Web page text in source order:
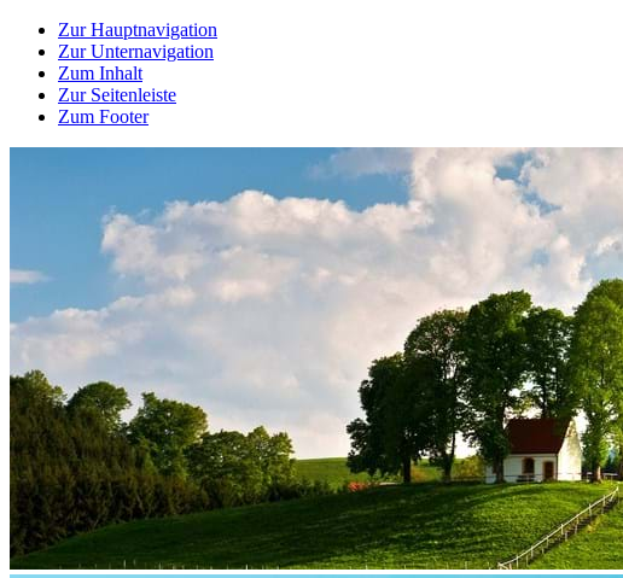
Zur Hauptnavigation
Zur Unternavigation
Zum Inhalt
Zur Seitenleiste
Zum Footer